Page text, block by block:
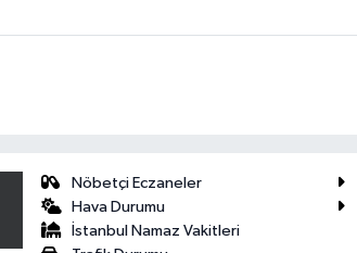
Nöbetçi Eczaneler
Hava Durumu
İstanbul Namaz Vakitleri